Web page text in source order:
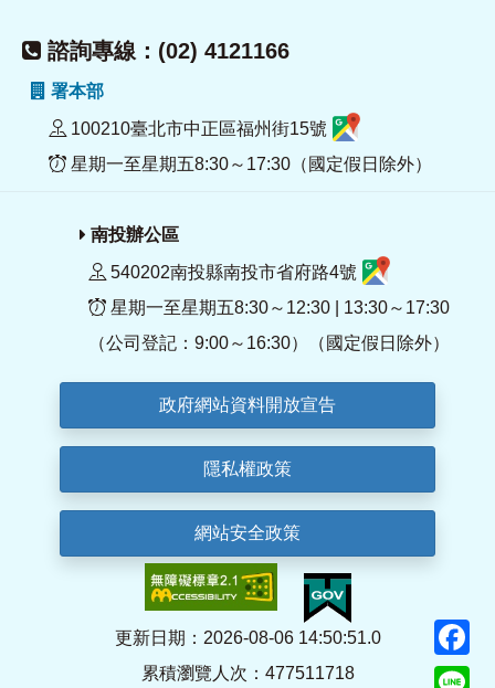
諮詢專線：(02) 4121166
署本部
100210臺北市中正區福州街15號
星期一至星期五8:30～17:30（國定假日除外）
南投辦公區
540202南投縣南投市省府路4號
星期一至星期五8:30～12:30 | 13:30～17:30
（公司登記：9:00～16:30）（國定假日除外）
政府網站資料開放宣告
隱私權政策
網站安全政策
更新日期：2026-08-06 14:50:51.0
累積瀏覽人次：477511718